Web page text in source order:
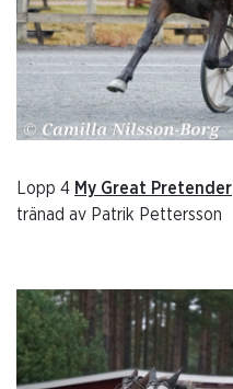
Lopp 4 My Great Pretender
tränad av Patrik Pettersson